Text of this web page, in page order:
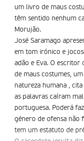
um livro de maus
têm sentido nenhum
Morujão.
José Saramago
em tom irónico e
adão e Eva. O escritor
de maus costumes,
natureza humana , cita
as palavras caíram
portuguesa. Poderá
género de ofensa não
tem um estatuto de